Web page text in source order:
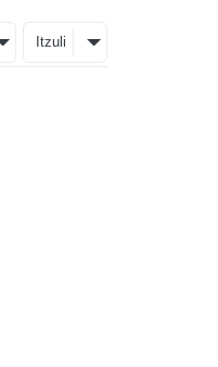
Itzuli